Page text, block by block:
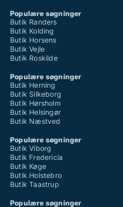
Populære søgninger
Butik Randers
Butik Kolding
Butik Horsens
Butik Vejle
Butik Roskilde
Populære søgninger
Butik Herning
Butik Silkeborg
Butik Hørsholm
Butik Helsingør
Butik Næstved
Populære søgninger
Butik Viborg
Butik Fredericia
Butik Køge
Butik Holstebro
Butik Taastrup
Populære søgninger